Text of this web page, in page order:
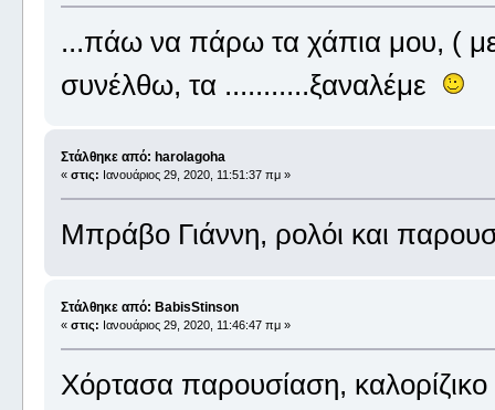
...πάω να πάρω τα χάπια μου, ( με
συνέλθω, τα ...........ξαναλέμε
Στάλθηκε από: harolagoha
« στις: Ιανουάριος 29, 2020, 11:51:37 πμ »
Μπράβο Γιάννη, ρολόι και
Στάλθηκε από: BabisStinson
« στις: Ιανουάριος 29, 2020, 11:46:47 πμ »
Χόρτασα παρουσίαση, καλορίζικο